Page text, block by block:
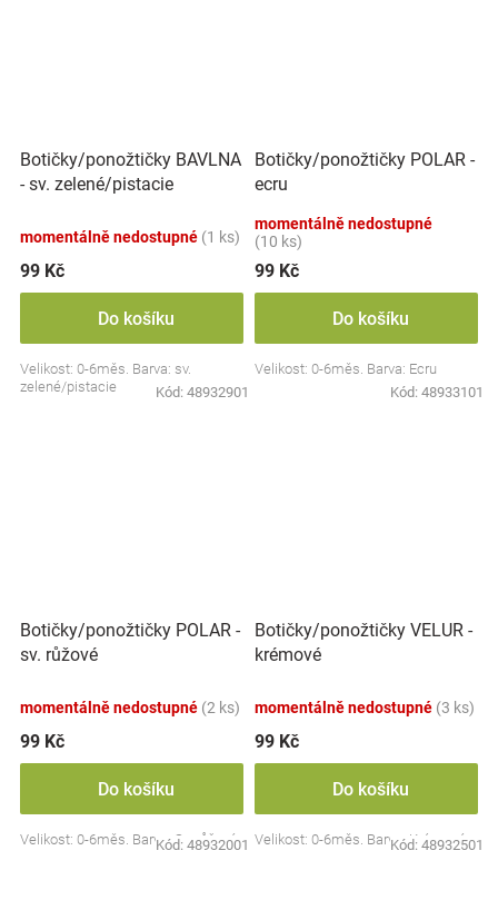
Botičky/ponožtičky BAVLNA
- sv. zelené/pistacie
momentálně nedostupné (1 ks)
99 Kč
Do košíku
Velikost: 0-6měs. Barva: sv.
zelené/pistacie
Kód: 48932901
Botičky/ponožtičky POLAR -
ecru
momentálně nedostupné
(10 ks)
99 Kč
Do košíku
Velikost: 0-6měs. Barva: Ecru
Kód: 48933101
Botičky/ponožtičky POLAR -
sv. růžové
momentálně nedostupné (2 ks)
99 Kč
Do košíku
Velikost: 0-6měs. Barva: Sv. růžová
Kód: 48932001
Botičky/ponožtičky VELUR -
krémové
momentálně nedostupné (3 ks)
99 Kč
Do košíku
Velikost: 0-6měs. Barva: Krémová
Kód: 48932501